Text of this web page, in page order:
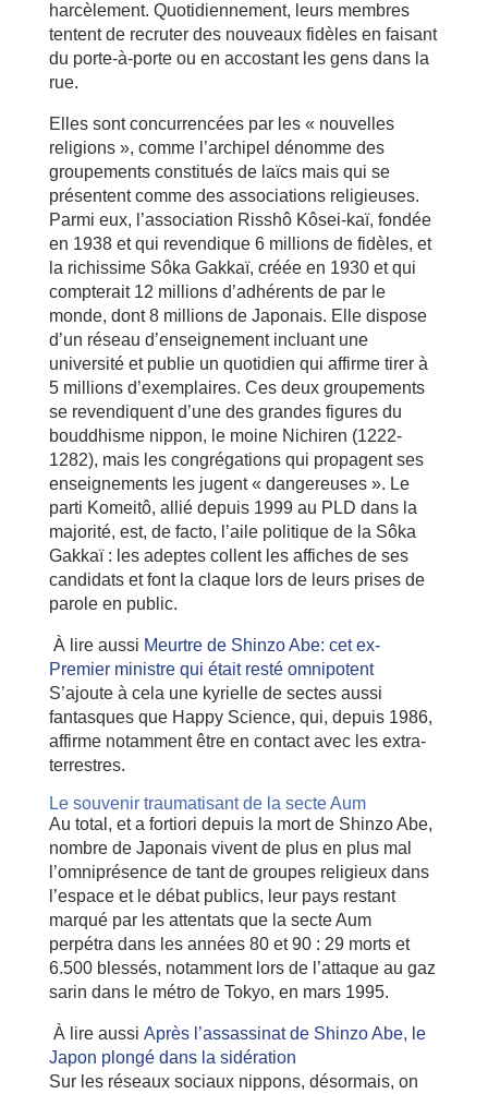
harcèlement. Quotidiennement, leurs membres
tentent de recruter des nouveaux fidèles en faisant
du porte-à-porte ou en accostant les gens dans la
rue.
Elles sont concurrencées par les « nouvelles
religions », comme l’archipel dénomme des
groupements constitués de laïcs mais qui se
présentent comme des associations religieuses.
Parmi eux, l’association Risshô Kôsei-kaï, fondée
en 1938 et qui revendique 6 millions de fidèles, et
la richissime Sôka Gakkaï, créée en 1930 et qui
compterait 12 millions d’adhérents de par le
monde, dont 8 millions de Japonais. Elle dispose
d’un réseau d’enseignement incluant une
université et publie un quotidien qui affirme tirer à
5 millions d’exemplaires. Ces deux groupements
se revendiquent d’une des grandes figures du
bouddhisme nippon, le moine Nichiren (1222-
1282), mais les congrégations qui propagent ses
enseignements les jugent « dangereuses ». Le
parti Komeitô, allié depuis 1999 au PLD dans la
majorité, est, de facto, l’aile politique de la Sôka
Gakkaï : les adeptes collent les affiches de ses
candidats et font la claque lors de leurs prises de
parole en public.
À lire aussi Meurtre de Shinzo Abe: cet ex-
Premier ministre qui était resté omnipotent
S’ajoute à cela une kyrielle de sectes aussi
fantasques que Happy Science, qui, depuis 1986,
affirme notamment être en contact avec les extra-
terrestres.
Le souvenir traumatisant de la secte Aum
Au total, et a fortiori depuis la mort de Shinzo Abe,
nombre de Japonais vivent de plus en plus mal
l’omniprésence de tant de groupes religieux dans
l’espace et le débat publics, leur pays restant
marqué par les attentats que la secte Aum
perpétra dans les années 80 et 90 : 29 morts et
6.500 blessés, notamment lors de l’attaque au gaz
sarin dans le métro de Tokyo, en mars 1995.
À lire aussi Après l’assassinat de Shinzo Abe, le
Japon plongé dans la sidération
Sur les réseaux sociaux nippons, désormais, on